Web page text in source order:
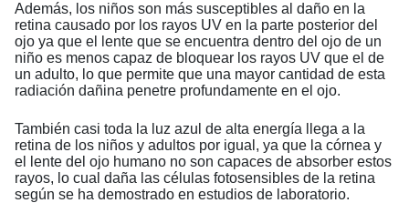
Además, los niños son más susceptibles al daño en la
retina causado por los rayos UV en la parte posterior del
ojo ya que el lente que se encuentra dentro del ojo de un
niño es menos capaz de bloquear los rayos UV que el de
un adulto, lo que permite que una mayor cantidad de esta
radiación dañina penetre profundamente en el ojo.
También casi toda la luz azul de alta energía llega a la
retina de los niños y adultos por igual, ya que la córnea y
el lente del ojo humano no son capaces de absorber estos
rayos, lo cual daña las células fotosensibles de la retina
según se ha demostrado en estudios de laboratorio.